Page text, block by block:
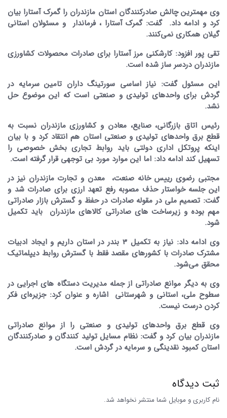
وی مهمترین چالش صادرکنندگان استان مازندران را گمرک آستارا بیان
کرد و ادامه داد. گفت: گمرک آستارا ، فرماندار و مسئولان استانی
گیلان همکاری نمی‌کنند.
تقی پور افزود: کارشکنی مرز آستارا برای صادرات محصولات کشاورزی
مازندران دردسر ساز شده است.
این مسئول گفت: نیاز اساسی سورتینگ داران تامین سرمایه در
گردش برای واحدهای تولیدی و صنعتی است که این موضوع حل
نشد.
رئیس اتاق بازرگانی، صنایع، معادن و کشاورزی مازندران نسبت به
قطع برق واحدهای تولیدی و صنعتی استان هم انتقاد کرد و با بیان
اینکه پروتکل اداری دولتی باید روابط تجاری بخش خصوصی را
تسهیل کند ادامه داد: اما این موارد مورد بی توجهی قرار گرفته است.
مجتبی رضوی رییس خانه صنعت، معدن و تجارت مازندران نیز در
این جلسه خواستار حذف مصوبه رفع تعهد ارزی برای صادرات شد و
گفت: تصمیم ملی در مقوله صادرات در حفظ و گسترش بازار صادراتی
مهم بوده و زیرساخت های صادراتی کالاهای مازندران باید تکمیل
شود.
وی ادامه داد:‌ نیاز به تکمیل 3 بندر در استان داریم و ایجاد ادبیات
مشترک صادرات با کشورهای مقصد فقط با گسترش روابط دیپلماتیک
محقق می‌شود.
وی به دیگر موانع صادراتی از جمله مدیریت دستگاه های اجرایی در
سطوح ملی، استانی و شهرستانی اشاره و عنوان کرد: جزیره‌ای فکر
کردن درست نیست.
وی قطع برق واحدهای تولیدی و صنعتی را از موانع صادراتی
مازندران بیان کرد و گفت: نظام مسایل تولید کنندگان و صادرکنندگان
استان کمبود نقدینگی و سرمایه‌ در گردش است.
ثبت دیدگاه
نام کاربری و موبایل شما منتشر نخواهد شد.